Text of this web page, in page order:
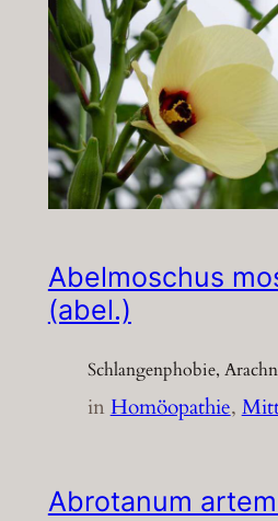
Abelmoschus
(abel.)
Schlangenphobie,
inHomöopathie,
Abrotanum